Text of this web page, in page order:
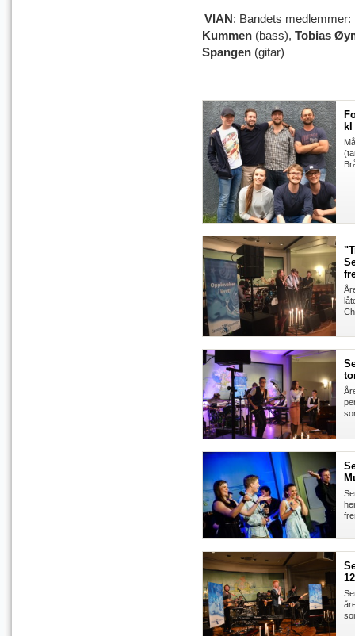
VIAN: Bandets medlemmer:
Kummen (bass), Tobias
Spangen (gitar)